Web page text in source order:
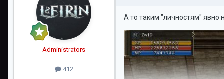
Administrators
412
А то таким "личностям" явно